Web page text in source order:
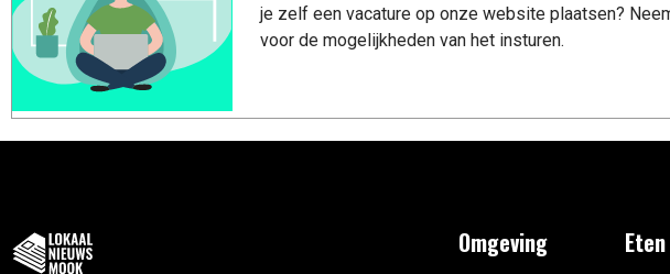
je zelf een vacature op onze website plaatsen?
voor de mogelijkheden van het insturen.
Omgeving